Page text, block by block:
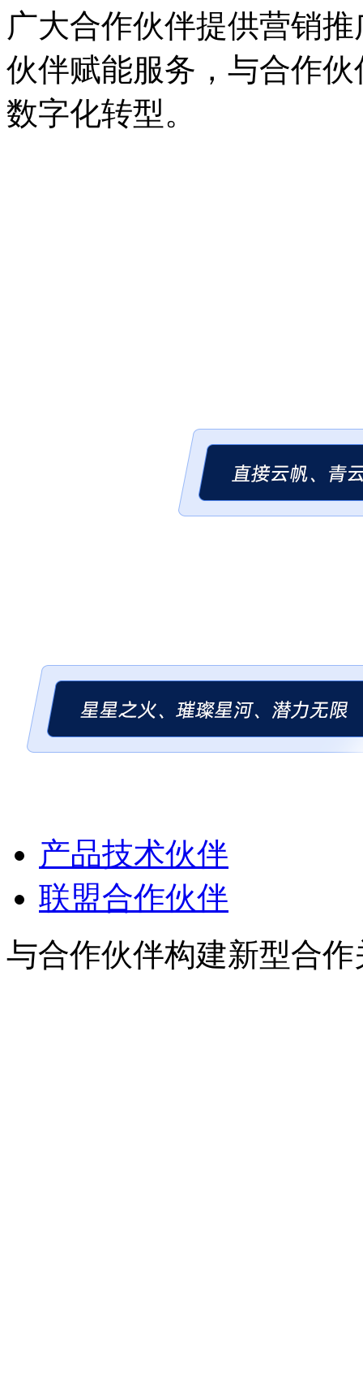
广大合作伙伴提供营销推广
伙伴赋能服务，与合作
数字化转型。
产品技术伙伴
联盟合作伙伴
与合作伙伴构建新型合作